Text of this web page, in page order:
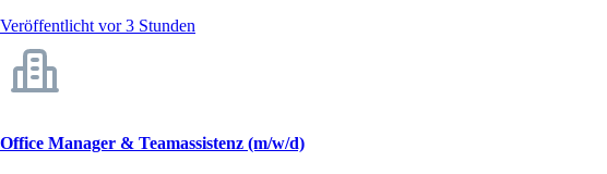
Veröffentlicht vor 3 Stunden
Office Manager & Teamassistenz (m/w/d)